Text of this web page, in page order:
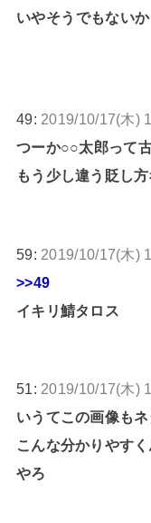
いやそうでもないか
49: 2019/10/17(木)
つーか○○太郎って
もう少し違う貶し
59: 2019/10/17(木)
>>49
イキリ鯖タロス
51: 2019/10/17(木)
いうてこの画像も
こんな分かりやす
やろ